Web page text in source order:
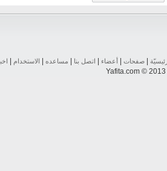
صفحات أعضاء اتصل بنا مساعده الاستخدام
Yafita.com © 2013